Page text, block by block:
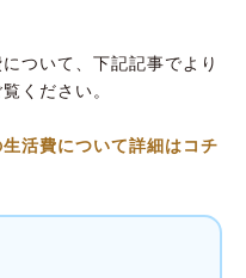
ついて、下記記事でより
ください。
活費について詳細はコチ